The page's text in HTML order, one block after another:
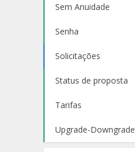
Sem Anuidade
Senha
Solicitações
Status de proposta
Tarifas
Upgrade-Downgrade